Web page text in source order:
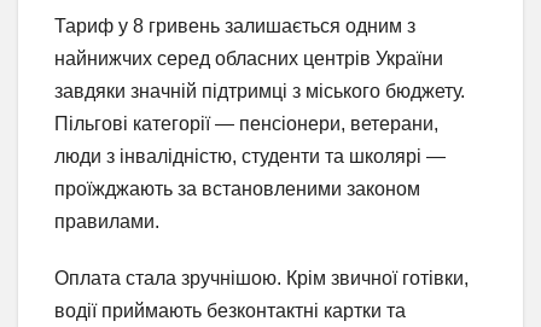
Тариф у 8 гривень залишається одним з
найнижчих серед обласних центрів України
завдяки значній підтримці з міського бюджету.
Пільгові категорії — пенсіонери, ветерани,
люди з інвалідністю, студенти та школярі —
проїжджають за встановленими законом
правилами.
Оплата стала зручнішою. Крім звичної готівки,
водії приймають безконтактні картки та